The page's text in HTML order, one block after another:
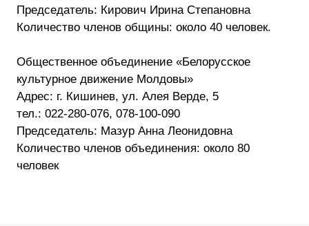
Председатель: Кирович Ирина Степановна
Количество членов общины: около 40 человек.
Общественное объединение «Белорусское
культурное движение Молдовы»
Адрес: г. Кишинев, ул. Алея Верде, 5
тел.: 022-280-076, 078-100-090
Председатель: Мазур Анна Леонидовна
Количество членов объединения: около 80
человек